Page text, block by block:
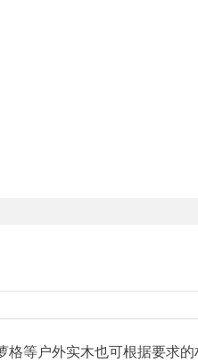
等户外实木也可根据要求的